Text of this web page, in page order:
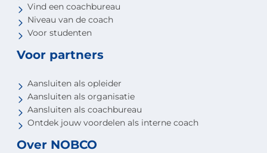
Vind een coachbureau
Niveau van de coach
Voor studenten
Voor partners
Aansluiten als opleider
Aansluiten als organisatie
Aansluiten als coachbureau
Ontdek jouw voordelen als interne coach
Over NOBCO